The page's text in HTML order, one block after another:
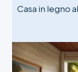
Casa in legno